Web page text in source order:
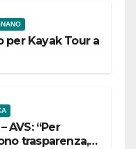
per Kayak Tour a
AVS: “Per
trasparenza,